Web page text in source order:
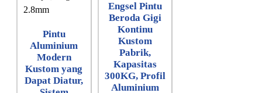
Pintu
Aluminium
Modern
Kustom yang
Dapat Diatur,
Engsel Pintu
Beroda Gigi
Kontinu
Kustom
Pabrik,
Kapasitas
300KG, Profil
Aluminium